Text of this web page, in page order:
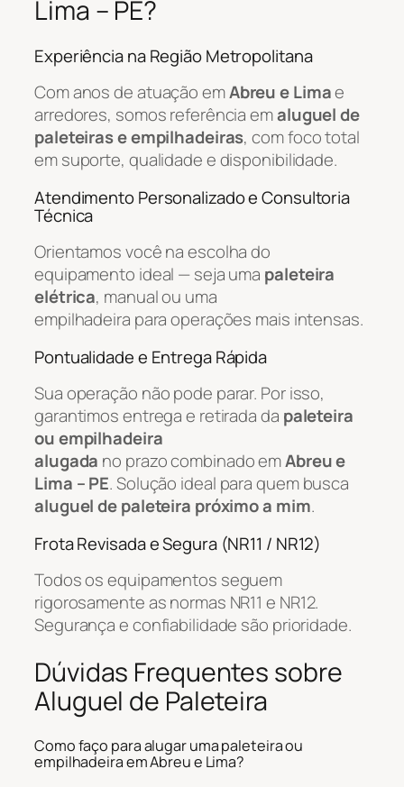
Lima – PE?
Experiência na Região Metropolitana
Com anos de atuação emAbreu e Limae
arredores, somos referência emaluguel de
paleteiras e empilhadeiras, com foco total
em suporte, qualidade e disponibilidade.
Atendimento Personalizado e Consultoria
Técnica
Orientamos você na escolha do
equipamento ideal — seja uma paleteira
elétrica, manual ou uma
empilhadeira para operações mais intensas.
Pontualidade e Entrega Rápida
Sua operação não pode parar. Por isso,
garantimos entrega e retirada da paleteira
ou empilhadeira
alugada no prazo combinado emAbreu e
Lima – PE. Solução ideal para quem busca
aluguel de paleteira próximo a mim.
Frota Revisada e Segura (NR11 / NR12)
Todos os equipamentos seguem
rigorosamente as normas NR11 e NR12.
Segurança e confiabilidade são prioridade.
Dúvidas Frequentes sobre
Aluguel de Paleteira
Como faço para alugar uma paleteira ou
empilhadeira em Abreu e Lima?